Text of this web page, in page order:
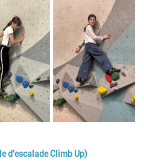
d'escalade Climb Up)